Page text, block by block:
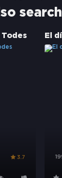
Todes
3.7
El